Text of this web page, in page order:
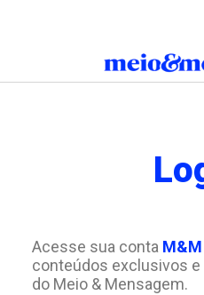
Acesse sua conta M&M
conteúdos exclusivos
do Meio & Mensagem.